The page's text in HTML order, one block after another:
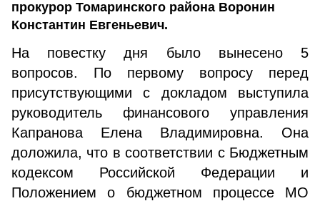
прокурор Томаринского района Воронин
Константин Евгеньевич.
На повестку дня было вынесено 5
вопросов. По первому вопросу перед
присутствующими с докладом выступила
руководитель финансового управления
Капранова Елена Владимировна. Она
доложила, что в соответствии с Бюджетным
кодексом Российской Федерации и
Положением о бюджетном процессе МО